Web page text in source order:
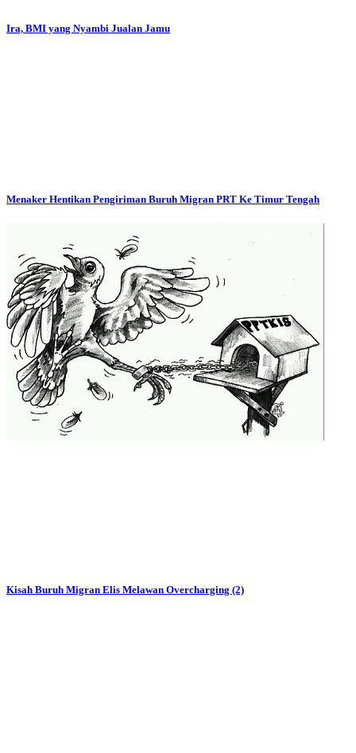
Ira, BMI yang Nyambi Jualan Jamu
Menaker Hentikan Pengiriman Buruh Migran PRT Ke Timur Tengah
Kisah Buruh Migran Elis Melawan Overcharging (2)